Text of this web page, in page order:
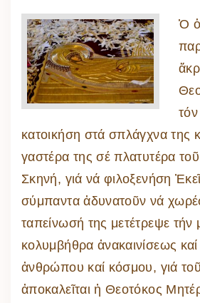
Ὁ
κατοικήση στά σπλάγχνα της
γαστέρα της σέ πλατυτέρα
Σκηνή, γιά νά φιλοξενήση
σύμπαντα ἀδυνατοῦν νά
ταπείνωσή της μετέτρεψε τήν
κολυμβήθρα ἀνακαινίσεως
ἀνθρώπου καί κόσμου, γιά
ἀποκαλεῖται ἡ Θεοτόκος